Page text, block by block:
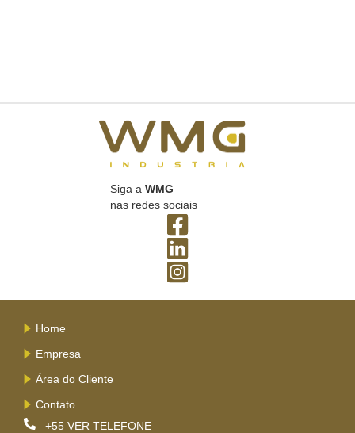
Siga a WMG
nas redes sociais
Home
Empresa
Área do Cliente
Contato
+55 VER TELEFONE